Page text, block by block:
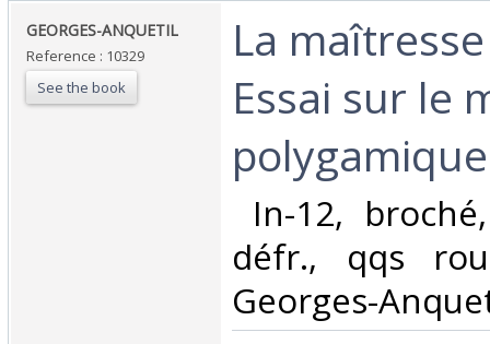
‎GEORGES-ANQUETIL‎
Reference : 10329
See the book
‎La
Essai sur le
In-12,
défr., qqs
Georges-